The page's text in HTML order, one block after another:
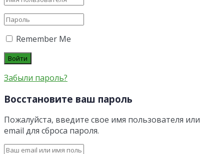
Remember Me
Забыли пароль?
Восстановите ваш пароль
Пожалуйста, введите свое имя пользователя или
email для сброса пароля.